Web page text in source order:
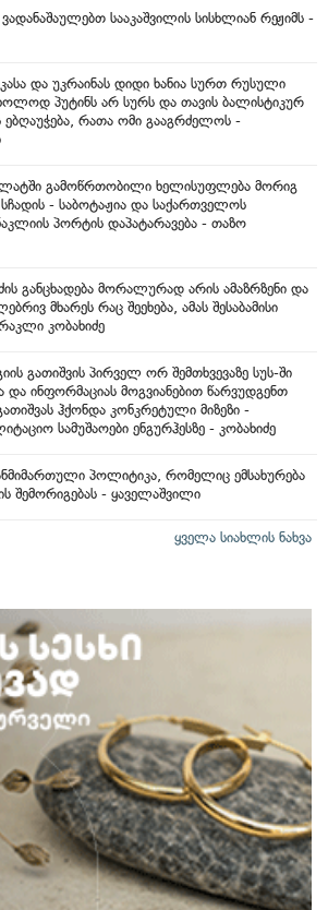
ვადანაშაულებთ სააკაშვილის სისხლიან რეჟიმს -
და უკრაინას დიდი ხანია სურთ რუსული
პუტინს არ სურს და თავის ბალისტიკურ
ებღაუჭება, რათა ომი გააგრძელოს -
გამოწრთობილი ხელისუფლება მორიგ
- საბოტაჟია და საქართველოს
პორტის დაპატარავება - თაზო
განცხადება მორალურად არის ამაზრზენი და
მხარეს რაც შეეხება, ამას შესაბამისი
კობახიძე
გათიშვის პირველ ორ შემთხვევაზე სუს-ში
და ინფორმაციას მოგვიანებით წარვუდგენთ
ჰქონდა კონკრეტული მიზეზი -
სამუშაოები ენგურჰესზე - კობახიძე
პოლიტიკა, რომელიც ემსახურება
შემორიგებას - ყაველაშვილი
ყველა სიახლის ნახვა